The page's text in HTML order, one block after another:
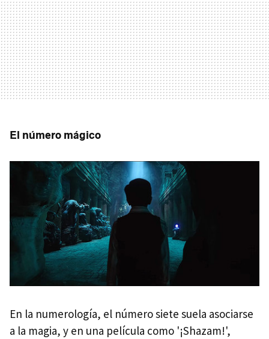
El número mágico
En la numerología, el número siete suela asociarse
a la magia, y en una película como '¡Shazam!',